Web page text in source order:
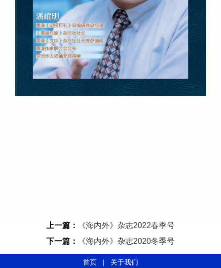
上一篇：
《海内外》杂志2022春季号
下一篇：
《海内外》杂志2020冬季号
首页 | 关于我们